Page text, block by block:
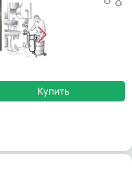
Купить